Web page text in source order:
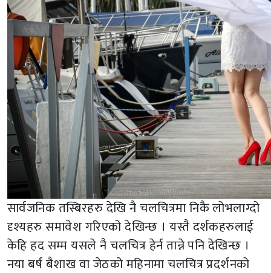
सार्वजनिक तस्बिरहरु देखि नै चलचित्रमा निकै लोभलाग्दो
दृश्यहरु समावेश गरिएको देखिन्छ । यस्तै दर्शकहरुलाई
केहि हद सम्म यसले नै चलचित्र हेर्न तान्ने पनि देखिन्छ ।
नया बर्ष बैशाख वा जेठको महिनामा चलचित्र प्रदर्शनको